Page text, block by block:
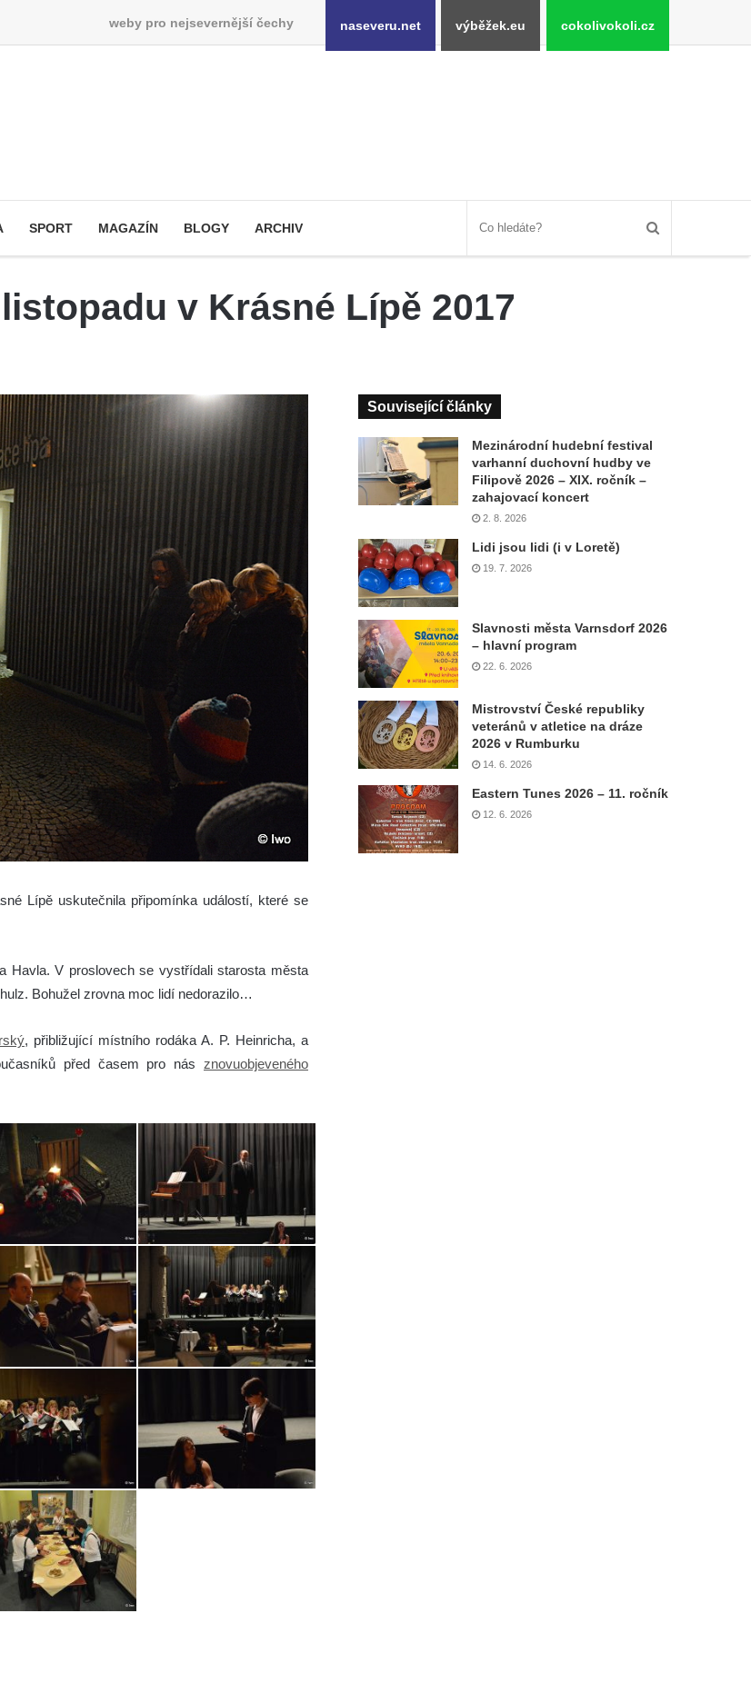
weby pro nejsevernější čechy naseveru.net výběžek.eu cokolivokoli.cz
SPORT MAGAZÍN BLOGY ARCHIV
v Krásné Lípě 2017
Lípě uskutečnila připomínka událostí, které se
Havla. V proslovech se vystřídali starosta města
Bohužel zrovna moc lidí nedorazilo…
, přibližující místního rodáka A. P. Heinricha, a
před časem pro nás znovuobjeveného
Související články
Mezinárodní hudební festival
varhanní duchovní hudby ve
Filipově 2026 – XIX. ročník –
zahajovací koncert
2. 8. 2026
Lidi jsou lidi (i v Loretě)
19. 7. 2026
Slavnosti města Varnsdorf 2026
– hlavní program
22. 6. 2026
Mistrovství České republiky
veteránů v atletice na dráze
2026 v Rumburku
14. 6. 2026
Eastern Tunes 2026 – 11. ročník
12. 6. 2026